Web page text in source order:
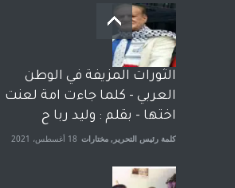
بعد معارك قضائية طاحنة كتب
وترافع فيها بنفسه مرة اخرى..
الشيخ طارق يوسف يقهر
الحكومة الأمريكية ، فأعطوه
الجنسية عن يد وهم صاغرون،
آراء حرة مختارات 7 أبريل، 2023
الثورات المزيفة في الوطن
العربي - كلما جاءت امة لعنت
اختها - بقلم : وليد ربا ح
كلمة رئيس التحرير , مختارات 18 أغسطس، 2021